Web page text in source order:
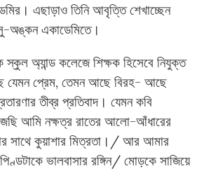
এছাড়াও তিনি আবৃত্তি শেখাচ্ছেন
অঙ্কন একাডেমিতে।
স্কুল অ্যান্ড কলেজে শিক্ষক হিসেবে নিযুক্ত
যেমন প্রেম, তেমন আছে বিরহ- আছে
তীব্র প্রতিবাদ। যেমন কবি
আমি নক্ষত্র রাতের আলো-আঁধারের
সাথে কুয়াশার মিত্রতা।/ আর আমার
ভালবাসার রঙ্গিন/ মোড়কে সাজিয়ে